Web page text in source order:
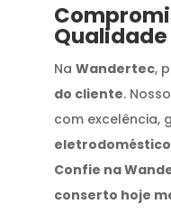
Qualidade
Na Wandertec,
do cliente.
com excelência,
eletrodoméstico
Confie na
conserto hoje